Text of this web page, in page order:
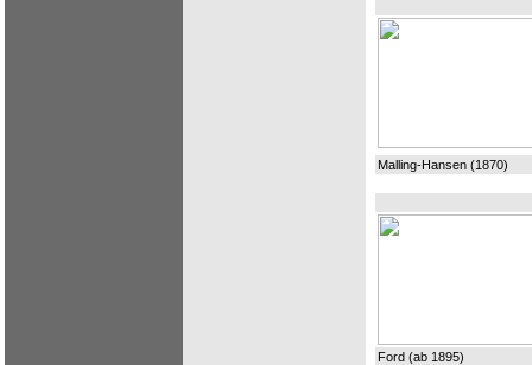
Malling-Hansen (1870)
Ford (ab 1895)